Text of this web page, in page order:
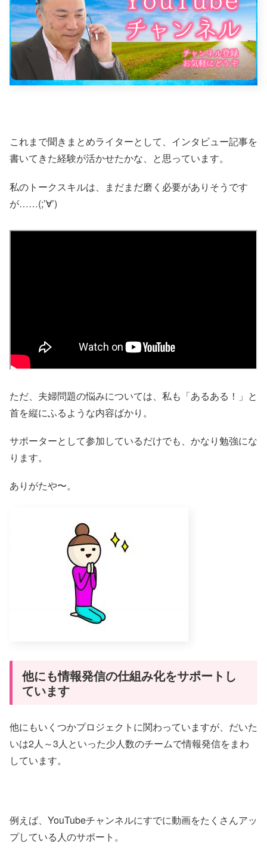
これまで聞きまとめライターとして、インタビュー記事を
書いてきた経験が活かせたかな、と思っています。
私のトークスキルは、まだまだ磨く必要がありそうです
が……(;’∀’)
ただ、夫婦問題の悩みについては、私も「あるある！」と
首を縦にふるような内容ばかり。
サポーターとして参加しているだけでも、かなり勉強にな
ります。
ありがたや〜。
他にも情報発信の仕組み化をサポートし
ています
他にもいくつかプロジェクトに関わっていますが、だいた
いは2人～3人といった少人数のチームで情報発信をまわ
しています。
例えば、YouTubeチャンネルにすでに動画をたくさんアッ
プしている人のサポート。